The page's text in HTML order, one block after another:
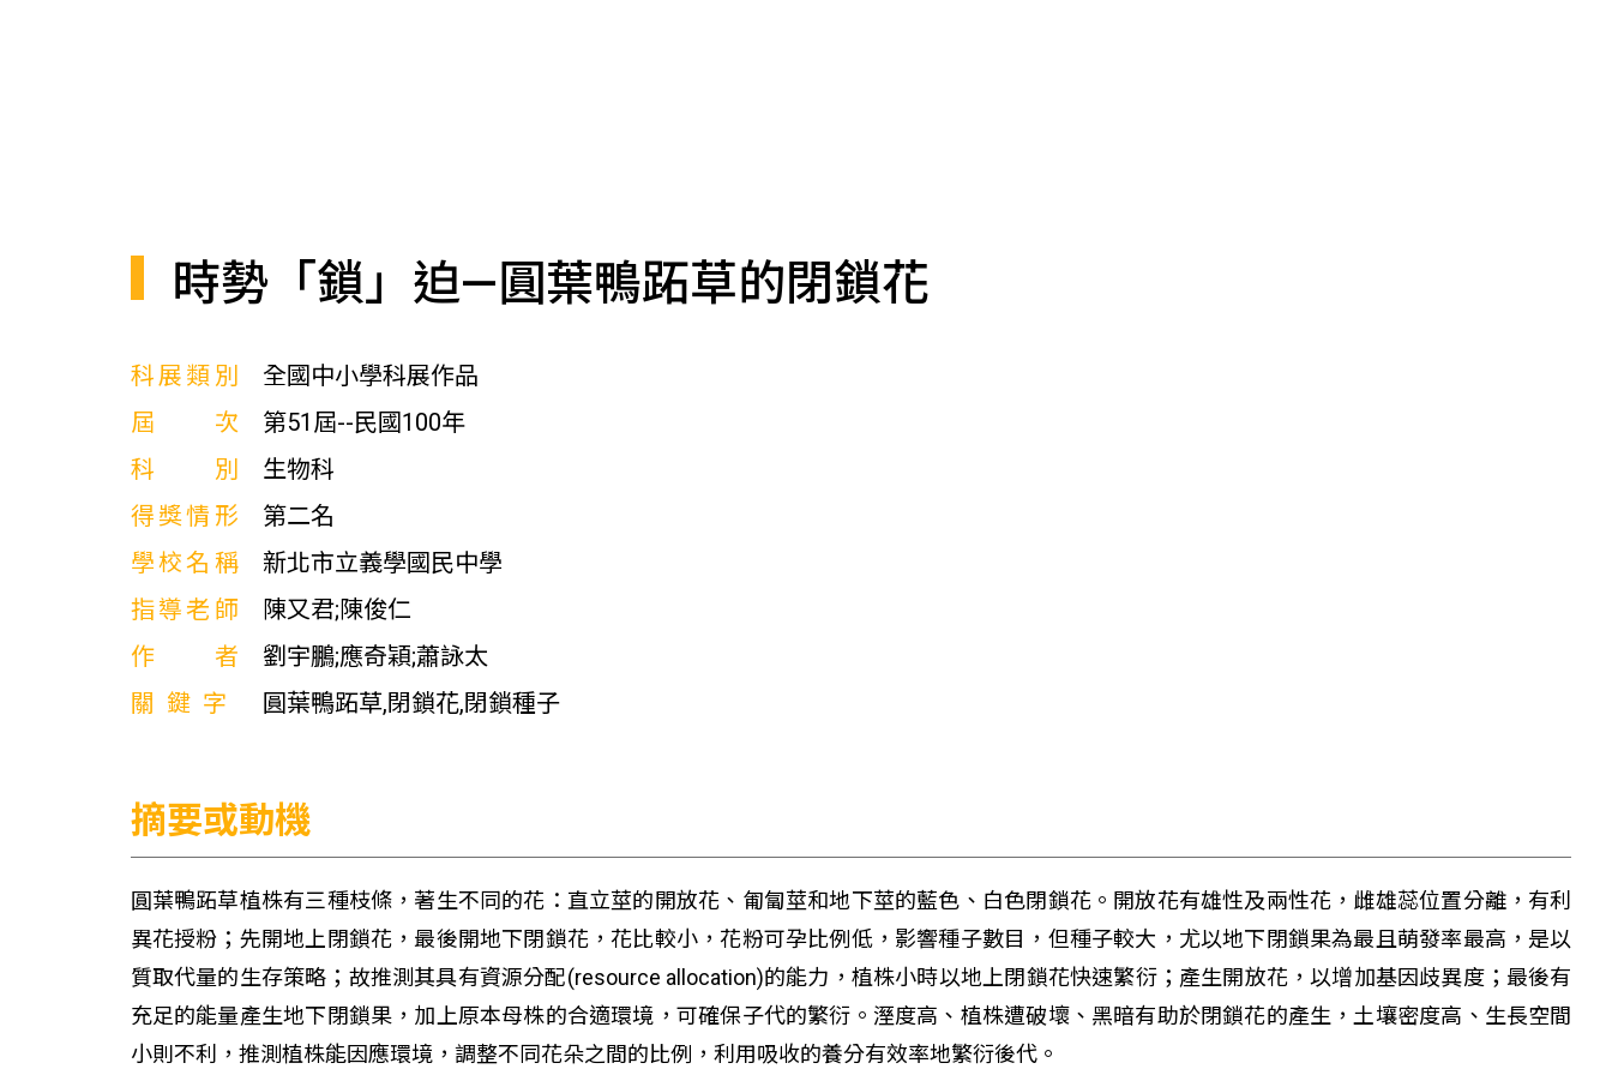
時勢「鎖」迫—圓葉鴨跖草的閉鎖花
科展類別
全國中小學科展作品
屆次
第51屆--民國100年
科別
生物科
得獎情形
第二名
學校名稱
新北市立義學國民中學
指導老師
陳又君;陳俊仁
作者
劉宇鵬;應奇穎;蕭詠太
關鍵字
圓葉鴨跖草,閉鎖花,閉鎖種子
摘要或動機
圓葉鴨跖草植株有三種枝條，著生不同的花：直立莖的開放花、匍匐莖和地下莖的藍色、白色閉鎖花。開放花有雄性及兩性花，雌雄蕊位置分離，有利
異花授粉；先開地上閉鎖花，最後開地下閉鎖花，花比較小，花粉可孕比例低，影響種子數目，但種子較大，尤以地下閉鎖果為最且萌發率最高，是以
質取代量的生存策略；故推測其具有資源分配(resource allocation)的能力，植株小時以地上閉鎖花快速繁衍；產生開放花，以增加基因歧異度；最後有
充足的能量產生地下閉鎖果，加上原本母株的合適環境，可確保子代的繁衍。溼度高、植株遭破壞、黑暗有助於閉鎖花的產生，土壤密度高、生長空間
小則不利，推測植株能因應環境，調整不同花朵之間的比例，利用吸收的養分有效率地繁衍後代。